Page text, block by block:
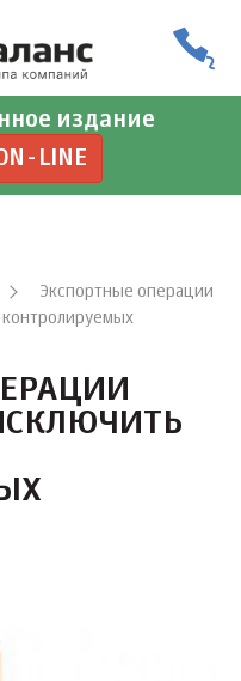
издание
LINE
Экспортные операции
контролируемых